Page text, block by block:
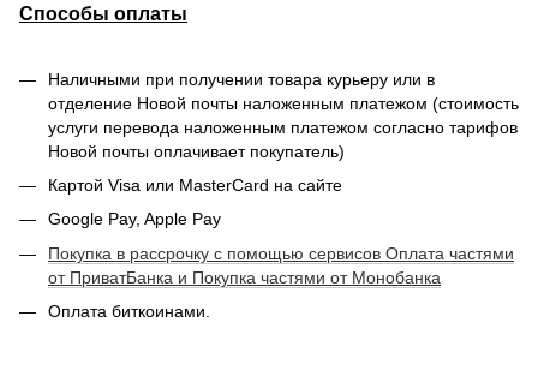
Способы оплаты
Наличными при получении товара курьеру или в
отделение Новой почты наложенным платежом (стоимость
услуги перевода наложенным платежом согласно тарифов
Новой почты оплачивает покупатель)
Картой Visa или MasterCard на сайте
Google Pay, Apple Pay
Покупка в рассрочку с помощью сервисов Оплата частями
от ПриватБанка и Покупка частями от Монобанка
Оплата биткоинами.